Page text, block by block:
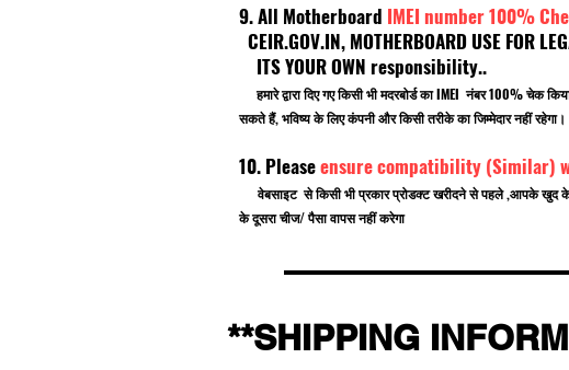
9. All Motherboard IMEI number 100%
CEIR.GOV.IN, MOTHERBOARD USE
ITS YOUR OWN responsibility..
हमारे द्वारा दिए गए किसी भी मदरबोर्ड का IMEI नंबर 100% चेक
सकते हैं, भविष्य के लिए कंपनी और किसी तरीके का जिम्मेदार नहीं रहेगा।
10. Pleaseensure compatibility (Similar)
वेबसाइट से किसी भी प्रकार प्रोडक्ट खरीदने से पहले ,आपके
के दूसरा चीज/ पैसा वापस नहीं करेगा
**SHIPPING